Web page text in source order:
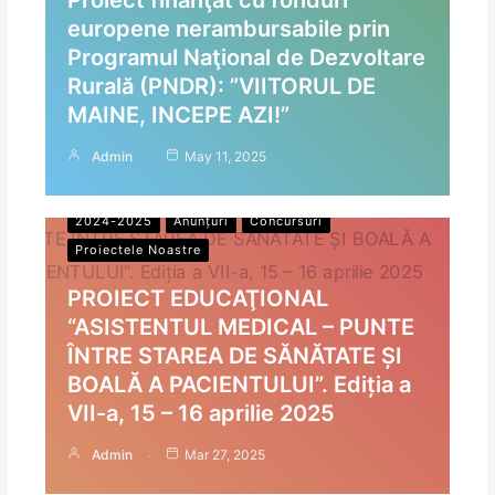
europene nerambursabile prin
Programul Naţional de Dezvoltare
Rurală (PNDR): ”VIITORUL DE
MAINE, INCEPE AZI!”
Admin May 11, 2025
2024-2025 Anunțuri
Concursuri
Proiectele Noastre
PROIECT EDUCAŢIONAL
“ASISTENTUL MEDICAL – PUNTE
ÎNTRE STAREA DE SĂNĂTATE ȘI
BOALĂ A PACIENTULUI”. Ediția a
VII-a, 15 – 16 aprilie 2025
Admin Mar 27, 2025